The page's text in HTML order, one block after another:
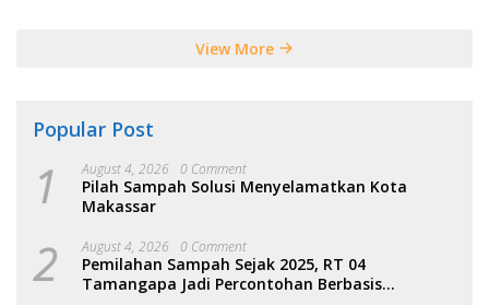
View More
Popular Post
1 August 4, 2026 0 Comment
Pilah Sampah Solusi Menyelamatkan Kota
Makassar
2 August 4, 2026 0 Comment
Pemilahan Sampah Sejak 2025, RT 04
Tamangapa Jadi Percontohan Berbasis